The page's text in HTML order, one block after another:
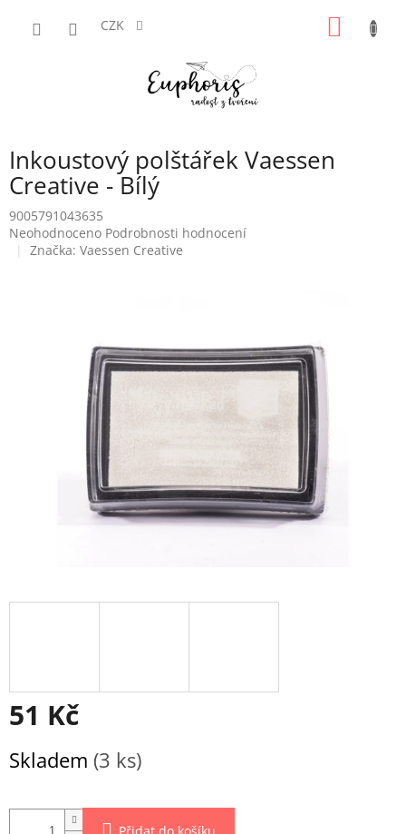
CZK
Inkoustový polštářek Vaessen
Creative - Bílý
9005791043635
Průměrné
hodnocení
Neohodnoceno Podrobnosti hodnocení
Značka: Vaessen Creative
51 Kč
cena:
Skladem (3 ks)